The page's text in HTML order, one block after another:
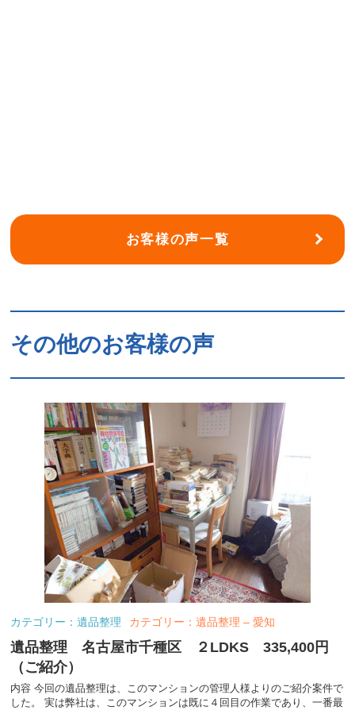
お客様の声一覧
その他のお客様の声
カテゴリー：遺品整理 カテゴリー：遺品整理 – 愛知
遺品整理 名古屋市千種区 ２LDKS 335,400円
（ご紹介）
内容 今回の遺品整理は、このマンションの管理人様よりのご紹介案件で
した。 実は弊社は、このマンションは既に４回目の作業であり、一番最